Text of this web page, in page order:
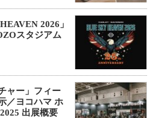
2026」
スタジアム
ャー」フィー
／ヨコハマ ホ
出展概要